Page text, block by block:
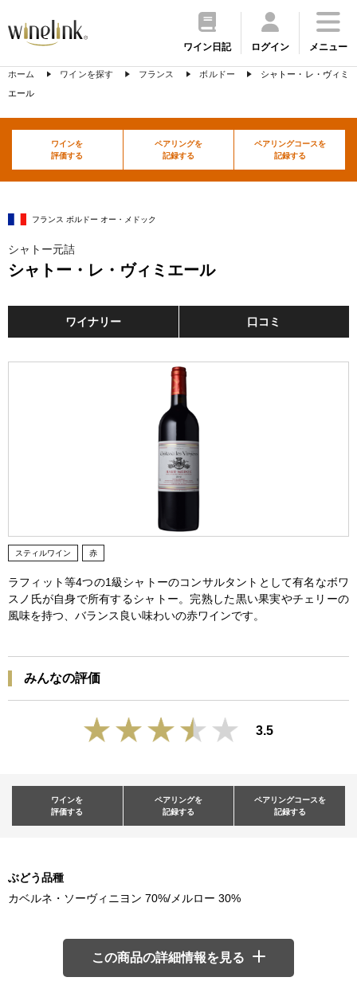
ワイン日記 ログイン メニュー
ホーム ワインを探す フランス ボルドー
シャトー・レ・ヴィミ
エール
ワインを
評価する
ペアリングを
記録する
ペアリングコースを
記録する
フランス ボルドー オー・メドック
シャトー元詰
シャトー・レ・ヴィミエール
ワイナリー 口コミ
スティルワイン 赤
ラフィット等4つの1級シャトーのコンサルタントとして有名なボワ
スノ氏が自身で所有するシャトー。完熟した黒い果実やチェリーの
風味を持つ、バランス良い味わいの赤ワインです。
みんなの評価
3.5
ワインを
評価する
ペアリングを
記録する
ペアリングコースを
記録する
ぶどう品種
カベルネ・ソーヴィニヨン 70%/メルロー 30%
この商品の詳細情報を見る